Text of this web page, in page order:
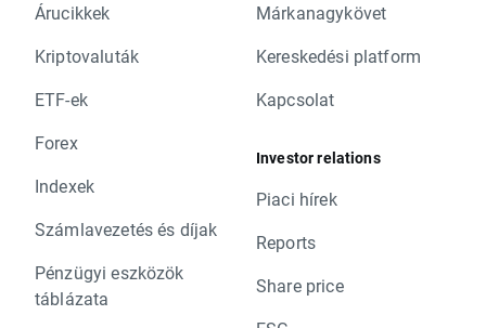
Árucikkek
Kriptovaluták
ETF-ek
Forex
Indexek
Számlavezetés és díjak
Pénzügyi eszközök
táblázata
Márkanagykövet
Kereskedési platform
Kapcsolat
Investor relations
Piaci hírek
Reports
Share price